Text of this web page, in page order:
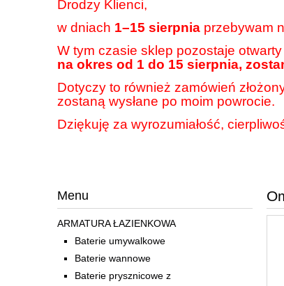
Drodzy Klienci,
w dniach 1–15 sierpnia przebywam
W tym czasie sklep pozostaje
na okres od 1 do 15 sierpnia,
Dotyczy to również zamówień
zostaną wysłane po moim powrocie.
Dziękuję za wyrozumiałość,
Menu
ARMATURA ŁAZIENKOWA
Baterie umywalkowe
Baterie wannowe
Baterie prysznicowe z